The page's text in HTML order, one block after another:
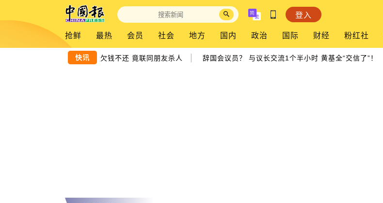
登入
抢鲜 最热 会员 社会 地方 国内 政治 国际 财经 粉红社
快讯
华商离奇失踪｜嫌犯疑欠钱不还 竟联同朋友杀人 辞国会议员？ 与议长交流1个半小时 黄基全“交信了”！